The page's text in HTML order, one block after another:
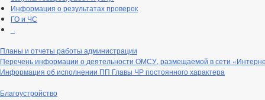
Информация о результатах проверок
ГО и ЧС
Планы и отчеты работы администрации
Перечень информации о деятельности ОМСУ, размещаемой в сети
Информация об исполнении ПП Главы ЧР постоянного характера
Благоустройство